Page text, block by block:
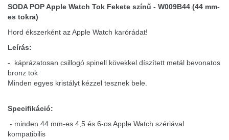
SODA POP Apple Watch Tok Fekete színű - W009B44 (44 mm-
es tokra)
Hord ékszerként az Apple Watch karórádat!
Leírás:
- káprázatosan csillogó spinell kövekkel díszített metál bevonatos
bronz tok
Minden egyes kristályt kézzel tesznek bele.
Specifikáció:
- minden 44 mm-es 4,5 és 6-os Apple Watch szériával
kompatibilis